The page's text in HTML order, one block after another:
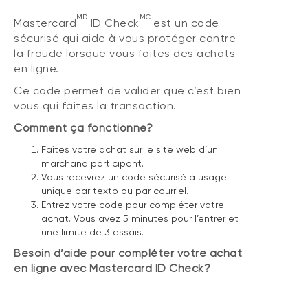
MastercardMD ID Check MC est un code
sécurisé qui aide à vous protéger contre
la fraude lorsque vous faites des achats
en ligne.
Ce code permet de valider que c’est bien
vous qui faites la transaction.
Comment ça fonctionne?
Faites votre achat sur le site web d’un
marchand participant.
Vous recevrez un code sécurisé à usage
unique par texto ou par courriel.
Entrez votre code pour compléter votre
achat. Vous avez 5 minutes pour l’entrer et
une limite de 3 essais.
Besoin d’aide pour compléter votre achat
en ligne avec Mastercard ID Check?